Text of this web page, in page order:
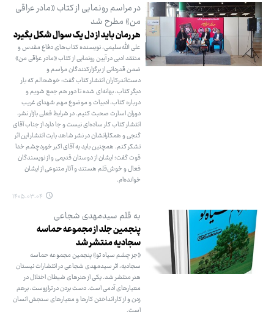
در مراسم رونمایی از کتاب «مادر عراقی
من» مطرح شد
هر رمان باید از دل یک سوال شکل بگیرد
علی‌ الله‌سلیمی، نویسنده کتاب‌های دفاع مقدس و
منتقد ادبی در آیین رونمایی از کتاب «مادر عراقی من»
ضمن قدردانی از برگزارکنندگان مراسم و
دست‌اندرکاران انتشار کتاب گفت: خوشحالم که بار
دیگر کتاب، بهانه‌ای شده تا دور هم جمع شویم و
درباره کتاب، ادبیات و موضوع مهم شهدای غریب
دوران اسارت صحبت کنیم. در شرایط فعلی بازار نشر،
انتشار کتاب کار ساده‌ای نیست و جا دارد از جناب آقای
گنجی و همکارانشان در نشر شاهد بابت انتشار این اثر
تشکر کنم. همچنین باید به آقای اکبر خوردچشم خدا
قوت گفت؛ ایشان از دوستان قدیمی و از نویسندگان
فعال و خوش‌قلم هستند و آثار متنوعی از ایشان
خوانده‌ام.
۱۴۰۵.۰۳.۰۴
به قلم سیدمهدی شجاعی
پنجمین جلد از مجموعه حماسه
سجادیه منتشر شد
«جز چشم سیاه تو» پنجمین مجموعه حماسه
سجادیه، اثر سیدمهدی شجاعی در انتشارات نیستان
هنر منتشر شد. یکی از هنرهای شیطان اختلال در
معیارهای آدمی است. دست بردن در ترازوست، برهم
زدن و از کار انداختن کارها و معیارهای سنجش انسان
است.